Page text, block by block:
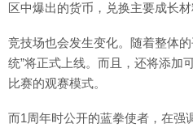
区中爆出的货币，兑换主要成长材
竞技场也会发生变化。随着整体
统”将正式上线。而且，还将添加
比赛的观赛模式。
而1周年时公开的蓝拳使者，在强